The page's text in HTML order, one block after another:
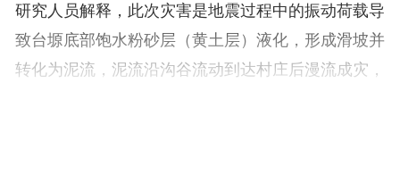
研究人员解释，此次灾害是地震过程中的振动荷载导
致台塬底部饱水粉砂层（黄土层）液化，形成滑坡并
转化为泥流，泥流沿沟谷流动到达村庄后漫流成灾，